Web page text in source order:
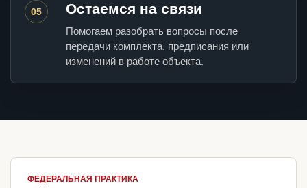
05 Остаемся на связи
Помогаем разобрать вопросы после
передачи комплекта, предписания или
изменений в работе объекта.
ФЕДЕРАЛЬНАЯ ПРАКТИКА